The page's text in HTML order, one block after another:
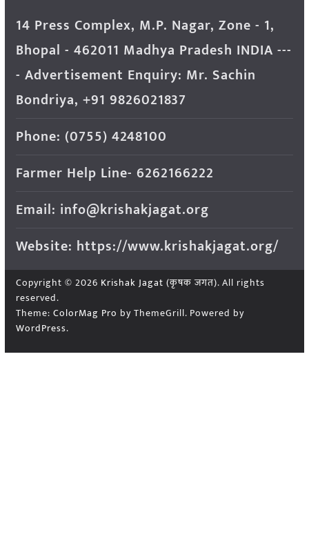
14 Press Complex, M.P. Nagar, Zone - 1,
Bhopal - 462011 Madhya Pradesh INDIA ---
- Advertisement Enquiry: Mr. Sachin
Bondriya, +91 9826021837
Phone: (0755) 4248100
Farmer Help Line- 6262166222
Email: info@krishakjagat.org
Website: https://www.krishakjagat.org/
Copyright © 2026 Krishak Jagat (कृषक जगत). All rights
reserved.
Theme: ColorMag Pro by ThemeGrill. Powered by
WordPress.